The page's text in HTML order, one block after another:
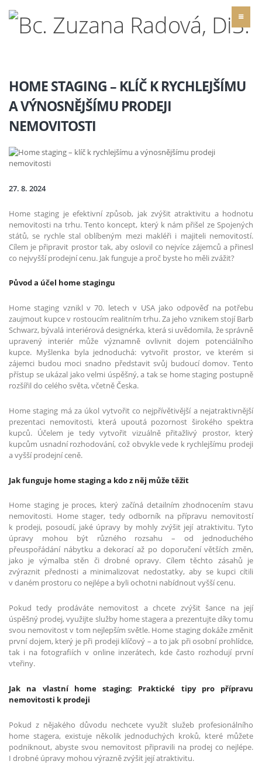
HOME STAGING – KLÍČ K RYCHLEJŠÍMU
A VÝNOSNĚJŠÍMU PRODEJI
NEMOVITOSTI
27. 8. 2024
Home staging je efektivní způsob, jak zvýšit atraktivitu a hodnotu
nemovitosti na trhu. Tento koncept, který k nám přišel ze Spojených
států, se rychle stal oblíbeným mezi makléři i majiteli nemovitostí.
Cílem je připravit prostor tak, aby oslovil co nejvíce zájemců a přinesl
co nejvyšší prodejní cenu. Jak funguje a proč byste ho měli zvážit?
Původ a účel home stagingu
Home staging vznikl v 70. letech v USA jako odpověď na potřebu
zaujmout kupce v rostoucím realitním trhu. Za jeho vznikem stojí Barb
Schwarz, bývalá interiérová designérka, která si uvědomila, že správně
upravený interiér může významně ovlivnit dojem potenciálního
kupce. Myšlenka byla jednoduchá: vytvořit prostor, ve kterém si
zájemci budou moci snadno představit svůj budoucí domov. Tento
přístup se ukázal jako velmi úspěšný, a tak se home staging postupně
rozšířil do celého světa, včetně Česka.
Home staging má za úkol vytvořit co nejpřívětivější a nejatraktivnější
prezentaci nemovitosti, která upoutá pozornost širokého spektra
kupců. Účelem je tedy vytvořit vizuálně přitažlivý prostor, který
kupcům usnadní rozhodování, což obvykle vede k rychlejšímu prodeji
a vyšší prodejní ceně.
Jak funguje home staging a kdo z něj může těžit
Home staging je proces, který začíná detailním zhodnocením stavu
nemovitosti. Home stager, tedy odborník na přípravu nemovitostí
k prodeji, posoudí, jaké úpravy by mohly zvýšit její atraktivitu. Tyto
úpravy mohou být různého rozsahu – od jednoduchého
přeuspořádání nábytku a dekorací až po doporučení větších změn,
jako je výmalba stěn či drobné opravy. Cílem těchto zásahů je
zvýraznit přednosti a minimalizovat nedostatky, aby se kupci cítili
v daném prostoru co nejlépe a byli ochotni nabídnout vyšší cenu.
Pokud tedy prodáváte nemovitost a chcete zvýšit šance na její
úspěšný prodej, využijte služby home stagera a prezentujte díky tomu
svou nemovitost v tom nejlepším světle. Home staging dokáže změnit
první dojem, který je při prodeji klíčový – a to jak při osobní prohlídce,
tak i na fotografiích v online inzerátech, kde často rozhodují první
vteřiny.
Jak na vlastní home staging: Praktické tipy pro přípravu
nemovitosti k prodeji
Pokud z nějakého důvodu nechcete využít služeb profesionálního
home stagera, existuje několik jednoduchých kroků, které můžete
podniknout, abyste svou nemovitost připravili na prodej co nejlépe.
I drobné úpravy mohou výrazně zvýšit její atraktivitu.